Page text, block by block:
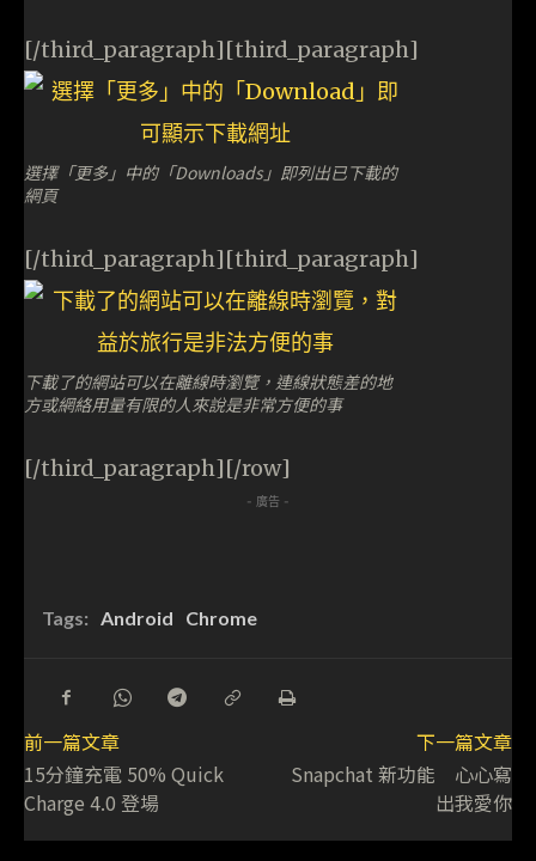
[/third_paragraph][third_paragraph]
選擇「更多」中的「Downloads」即列出已下載的
網頁
[/third_paragraph][third_paragraph]
下載了的網站可以在離線時瀏覽，連線狀態差的地
方或網絡用量有限的人來說是非常方便的事
[/third_paragraph][/row]
- 廣告 -
Tags: Android Chrome
前一篇文章
15分鐘充電 50% Quick
Charge 4.0 登場
下一篇文章
Snapchat 新功能 心心寫
出我愛你